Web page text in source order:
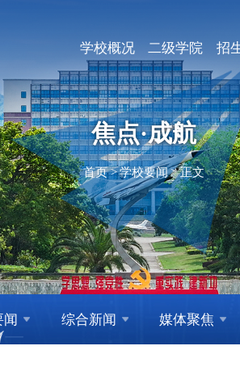
学校概况 二级学院 招
焦点·成航
首页 > 学校要闻 > 正文
闻 综合新闻 媒体聚焦